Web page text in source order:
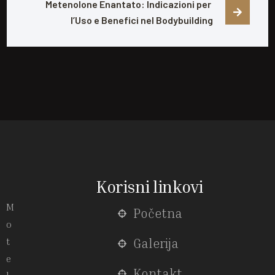
Metenolone Enantato: Indicazioni per
l’Uso e Benefici nel Bodybuilding
M
o
t
e
Korisni linkovi
Početna
Galerija